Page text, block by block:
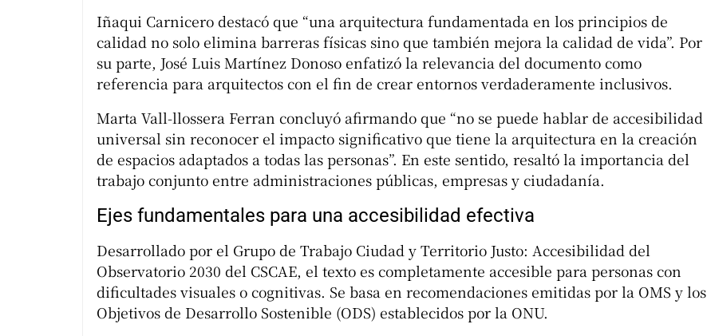
Iñaqui Carnicero destacó que “una arquitectura fundamentada en los principios de
calidad no solo elimina barreras físicas sino que también mejora la calidad de vida”. Por
su parte, José Luis Martínez Donoso enfatizó la relevancia del documento como
referencia para arquitectos con el fin de crear entornos verdaderamente inclusivos.
Marta Vall-llossera Ferran concluyó afirmando que “no se puede hablar de accesibilidad
universal sin reconocer el impacto significativo que tiene la arquitectura en la creación
de espacios adaptados a todas las personas”. En este sentido, resaltó la importancia del
trabajo conjunto entre administraciones públicas, empresas y ciudadanía.
Ejes fundamentales para una accesibilidad efectiva
Desarrollado por el Grupo de Trabajo Ciudad y Territorio Justo: Accesibilidad del
Observatorio 2030 del CSCAE, el texto es completamente accesible para personas con
dificultades visuales o cognitivas. Se basa en recomendaciones emitidas por la OMS y los
Objetivos de Desarrollo Sostenible (ODS) establecidos por la ONU.